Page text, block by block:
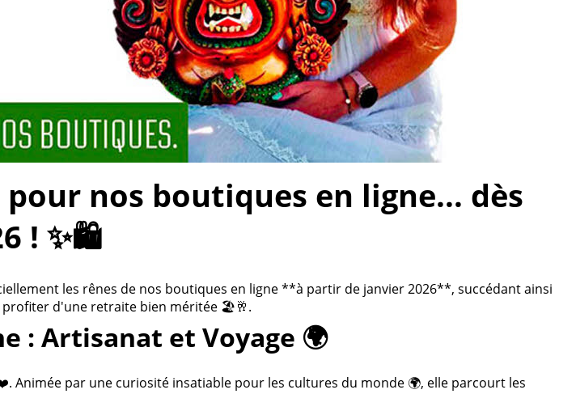
nos boutiques en ligne... dès
! ✨🛍️
les rênes de nos boutiques en ligne **à partir de janvier 2026**, succédant ainsi
profiter d'une retraite bien méritée 🏖️🥂.
: Artisanat et Voyage 🌍
Animée par une curiosité insatiable pour les cultures du monde 🌍, elle parcourt les